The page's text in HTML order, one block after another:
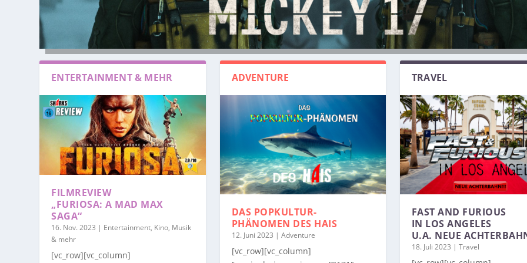
ENTERTAINMENT & MEHR
FILMREVIEW
„FURIOSA: A MAD MAX
SAGA“
16. Nov. 2023 | Entertainment, Kino, Musik
& mehr
[vc_row][vc_column]
ADVENTURE
DAS POPKULTUR-
PHÄNOMEN DES HAIS
12. Juni 2023 | Adventure
[vc_row][vc_column]
TRAVEL
FAST AND FURIOUS
IN LOS ANGELES
U.A. NEUE
18. Juli 2023 | Travel